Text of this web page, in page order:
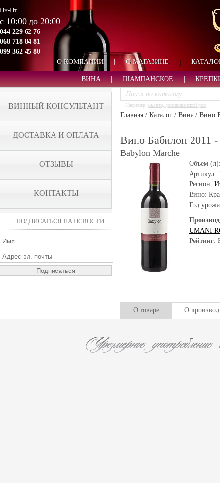
Пн-Пт
с 10:00 до 20:00
044 229 62 76
068 718 84 81
099 362 45 80
О КОМПАНИИ
| О МАГАЗИНЕ |
ВИНА ШАМПАНСКОЕ
ВИННЫЙ КОНСУЛЬТАНТ
ДОСТАВКА И ОПЛАТА
ОТЗЫВЫ
КОНТАКТЫ
ПОДПИСАТЬСЯ НА НОВОСТИ
Например: кьянти, доминиканский ром
Главная / Каталог / Вина / Вино
Вино Бабилон 2011
Babylon Marche
Объем
Артикул:
Регион:
Вино:
Год
UMANI
Рейтинг:
О товаре О